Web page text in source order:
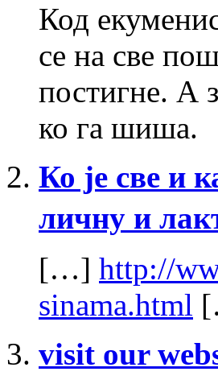
Код
се на све
постигне. А
ко га шиша.
Ко је све и
личну и
[…] http://
sinama.html
visit our